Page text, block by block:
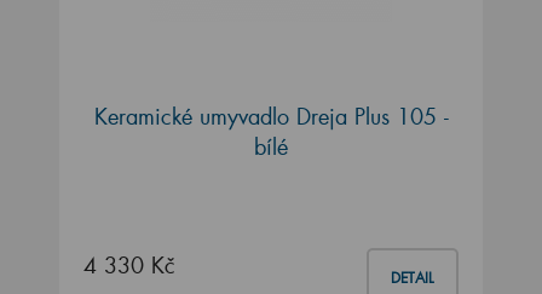
Keramické umyvadlo Dreja Plus 105 -
bílé
4 330 Kč DETAIL